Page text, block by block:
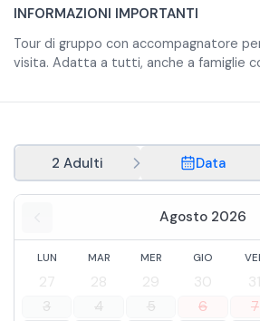
INFORMAZIONI IMPORTANTI
Tour di gruppo con accompagnatore
visita. Adatta a tutti, anche a famiglie
2 Adulti Data
Agosto 2026
LUN MAR MER GIO
27 28 29 30 31
3
4 5 6 7